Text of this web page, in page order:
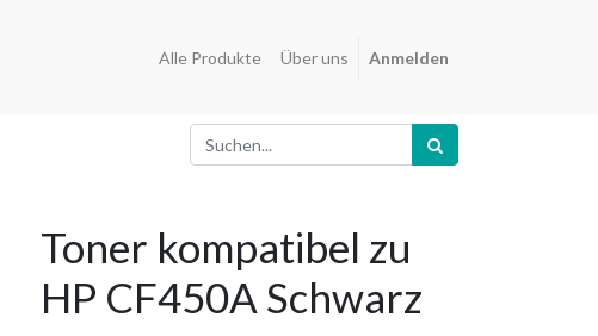
Alle Produkte Über uns Anmelden
Toner kompatibel zu
HP CF450A Schwarz